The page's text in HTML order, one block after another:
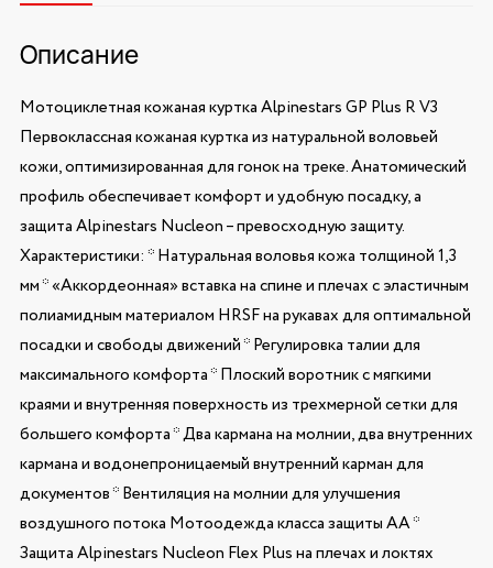
Описание
Мотоциклетная кожаная куртка Alpinestars GP Plus R V3
Первоклассная кожаная куртка из натуральной воловьей
кожи, оптимизированная для гонок на треке. Анатомический
профиль обеспечивает комфорт и удобную посадку, а
защита Alpinestars Nucleon – превосходную защиту.
Характеристики: * Натуральная воловья кожа толщиной 1,3
мм * «Аккордеонная» вставка на спине и плечах с эластичным
полиамидным материалом HRSF на рукавах для оптимальной
посадки и свободы движений * Регулировка талии для
максимального комфорта * Плоский воротник с мягкими
краями и внутренняя поверхность из трехмерной сетки для
большего комфорта * Два кармана на молнии, два внутренних
кармана и водонепроницаемый внутренний карман для
документов * Вентиляция на молнии для улучшения
воздушного потока Мотоодежда класса защиты АА *
Защита Alpinestars Nucleon Flex Plus на плечах и локтях